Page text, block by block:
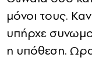
μόνοι τους.
υπήρχε
η υπόθεση.